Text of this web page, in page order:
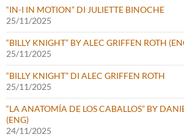
“IN-I IN MOTION” DI JULIETTE BINOCHE
25/11/2025
“BILLY KNIGHT” BY ALEC GRIFFEN ROTH
25/11/2025
“BILLY KNIGHT” DI ALEC GRIFFEN ROTH
25/11/2025
“LA ANATOMÍA DE LOS CABALLOS” BY
(ENG)
24/11/2025